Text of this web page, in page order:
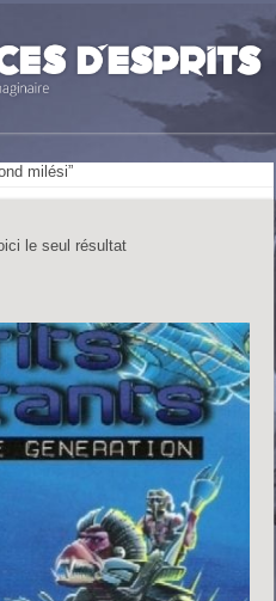
milési”
le seul résultat